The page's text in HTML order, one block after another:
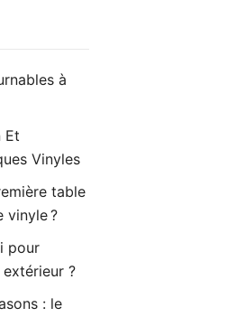
à
Et
Vinyles
table
vinyle ?
pour
?
: le